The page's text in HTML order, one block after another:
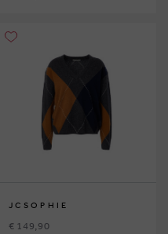
JCSOPHIE
€ 149,90